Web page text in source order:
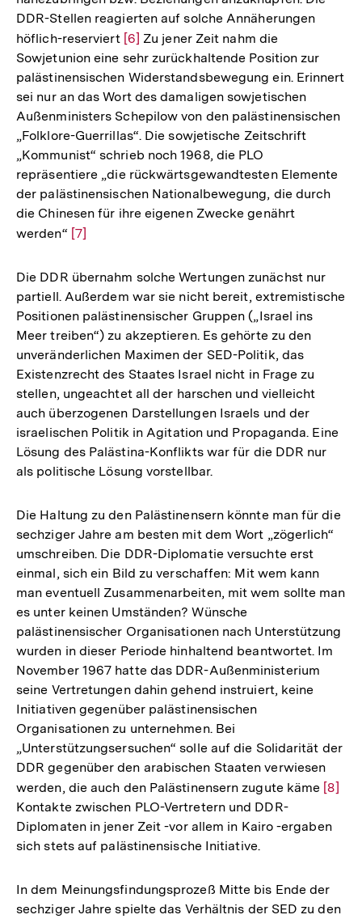
DDR-Stellen reagierten auf solche Annäherungen
höflich-reserviert Zur
Auflösung
der
Fußnote
[6] Zu jener Zeit nahm die
Sowjetunion eine sehr zurückhaltende Position zur
palästinensischen Widerstandsbewegung ein. Erinnert
sei nur an das Wort des damaligen sowjetischen
Außenministers Schepilow von den palästinensischen
„Folklore-Guerrillas“. Die sowjetische Zeitschrift
„Kommunist“ schrieb noch 1968, die PLO
repräsentiere „die rückwärtsgewandtesten Elemente
der palästinensischen Nationalbewegung, die durch
die Chinesen für ihre eigenen Zwecke genährt
werden“ Zur
der
Fußnote
[7]
Die DDR übernahm solche Wertungen zunächst nur
partiell. Außerdem war sie nicht bereit, extremistische
Positionen palästinensischer Gruppen („Israel ins
Meer treiben“) zu akzeptieren. Es gehörte zu den
unveränderlichen Maximen der SED-Politik, das
Existenzrecht des Staates Israel nicht in Frage zu
stellen, ungeachtet all der harschen und vielleicht
auch überzogenen Darstellungen Israels und der
israelischen Politik in Agitation und Propaganda. Eine
Lösung des Palästina-Konflikts war für die DDR nur
als politische Lösung vorstellbar.
Die Haltung zu den Palästinensern könnte man für die
sechziger Jahre am besten mit dem Wort „zögerlich“
umschreiben. Die DDR-Diplomatie versuchte erst
einmal, sich ein Bild zu verschaffen: Mit wem kann
man eventuell Zusammenarbeiten, mit wem sollte man
es unter keinen Umständen? Wünsche
palästinensischer Organisationen nach Unterstützung
wurden in dieser Periode hinhaltend beantwortet. Im
November 1967 hatte das DDR-Außenministerium
seine Vertretungen dahin gehend instruiert, keine
Initiativen gegenüber palästinensischen
Organisationen zu unternehmen. Bei
„Unterstützungsersuchen“ solle auf die Solidarität der
DDR gegenüber den arabischen Staaten verwiesen
werden, die auch den Palästinensern zugute käme Zur
der
[8]
Kontakte zwischen PLO-Vertretern und DDR-
Diplomaten in jener Zeit -vor allem in Kairo -ergaben
sich stets auf palästinensische Initiative.
In dem Meinungsfindungsprozeß Mitte bis Ende der
sechziger Jahre spielte das Verhältnis der SED zu den